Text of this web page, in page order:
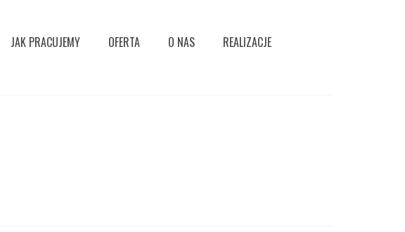
JAK PRACUJEMY OFERTA O NAS REALIZACJE